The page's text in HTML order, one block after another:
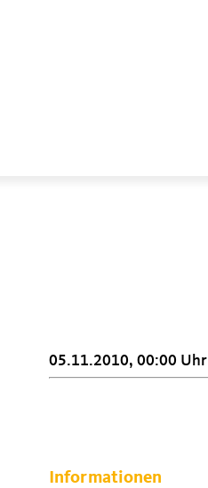
05.11.2010, 00:00 Uhr
Informationen